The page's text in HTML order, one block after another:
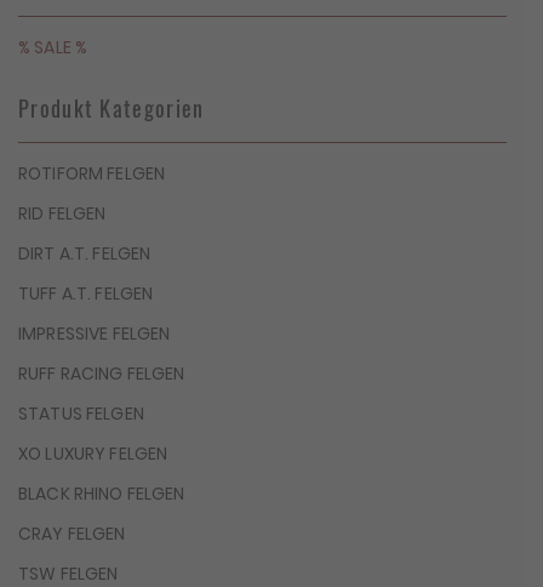
% SALE %
Produkt Kategorien
ROTIFORM FELGEN
RID FELGEN
DIRT A.T. FELGEN
TUFF A.T. FELGEN
IMPRESSIVE FELGEN
RUFF RACING FELGEN
STATUS FELGEN
XO LUXURY FELGEN
BLACK RHINO FELGEN
CRAY FELGEN
TSW FELGEN